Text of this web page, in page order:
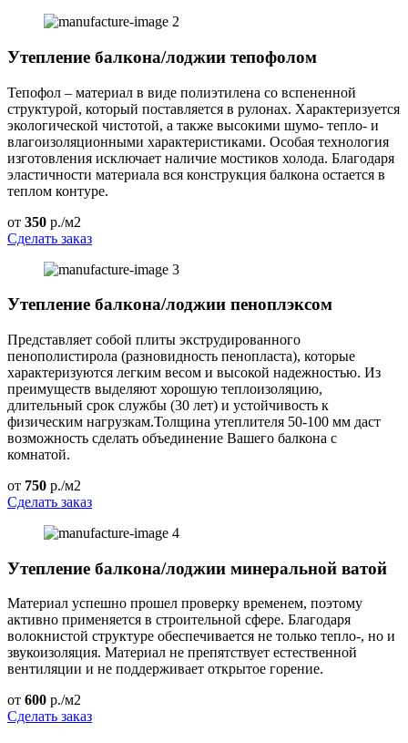
Утепление балкона/лоджии тепофолом
Тепофол – материал в виде полиэтилена со вспененной
структурой, который поставляется в рулонах. Характеризуется
экологической чистотой, а также высокими шумо- тепло- и
влагоизоляционными характеристиками. Особая технология
изготовления исключает наличие мостиков холода. Благодаря
эластичности материала вся конструкция балкона остается в
теплом контуре.
от 350 р./м2
Сделать заказ
Утепление балкона/лоджии пеноплэксом
Представляет собой плиты экструдированного
пенополистирола (разновидность пенопласта), которые
характеризуются легким весом и высокой надежностью. Из
преимуществ выделяют хорошую теплоизоляцию,
длительный срок службы (30 лет) и устойчивость к
физическим нагрузкам.Толщина утеплителя 50-100 мм даст
возможность сделать объединение Вашего балкона с
комнатой.
от 750 р./м2
Сделать заказ
Утепление балкона/лоджии минеральной ватой
Материал успешно прошел проверку временем, поэтому
активно применяется в строительной сфере. Благодаря
волокнистой структуре обеспечивается не только тепло-, но и
звукоизоляция. Материал не препятствует естественной
вентиляции и не поддерживает открытое горение.
от 600 р./м2
Сделать заказ